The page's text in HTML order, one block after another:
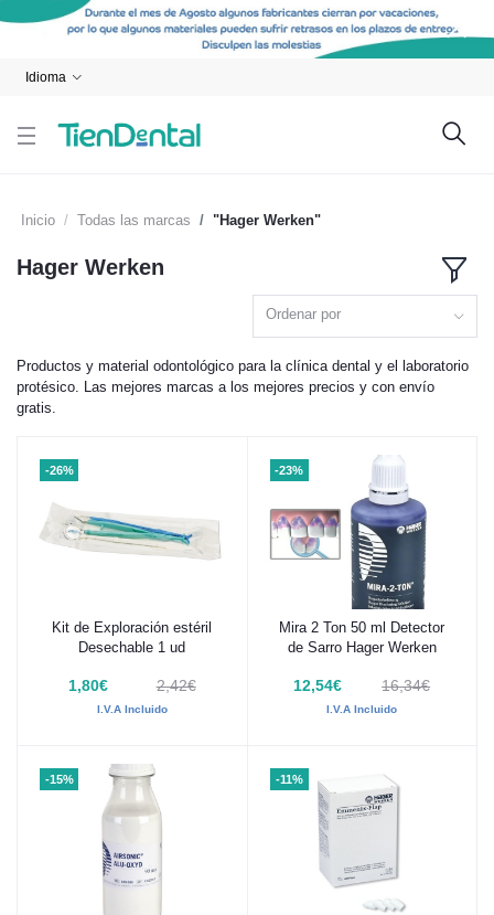
Idioma
Inicio Todas las marcas "Hager Werken"
Hager Werken
Ordenar por
Productos y material odontológico para la clínica dental y el laboratorio
protésico. Las mejores marcas a los mejores precios y con envío
gratis.
-26%
Añadir al carrito
Kit de Exploración estéril
Desechable 1 ud
1,80€ 2,42€
I.V.A Incluido
-23%
Añadir al carrito
Mira 2 Ton 50 ml Detector
de Sarro Hager Werken
12,54€ 16,34€
I.V.A Incluido
-15% -11%